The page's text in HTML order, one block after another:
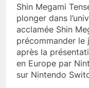
Shin Megami
plonger dans
acclamée Shin
précommander le
après la
en Europe par
sur Nintendo